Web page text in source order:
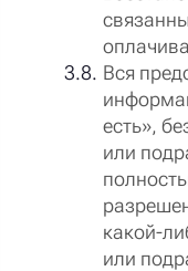
Вся
есть»,
или
какой-
или